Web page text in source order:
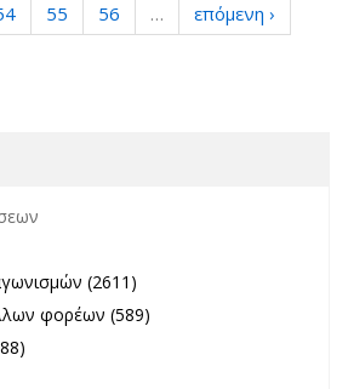
55 56 …
επόμενη ›
Θέσεων filter
Διαγωνισμών filter
(2611)
άλλων φορέων filter
φορέων (589)
filter